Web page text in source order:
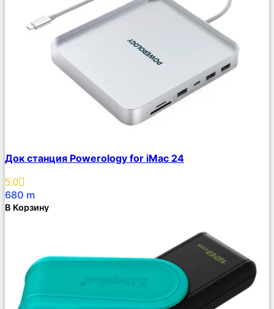
Описание
Избранное
Док станция Powerology for iMac 24
5.0
680 m
В Корзину